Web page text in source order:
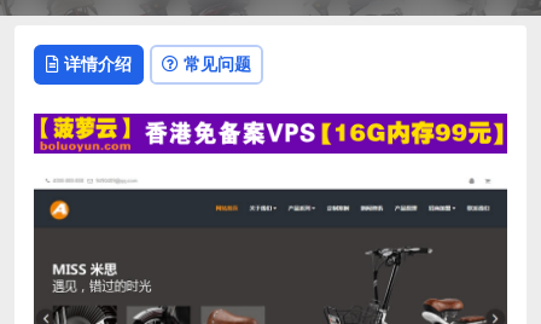
详情介绍 常见问题